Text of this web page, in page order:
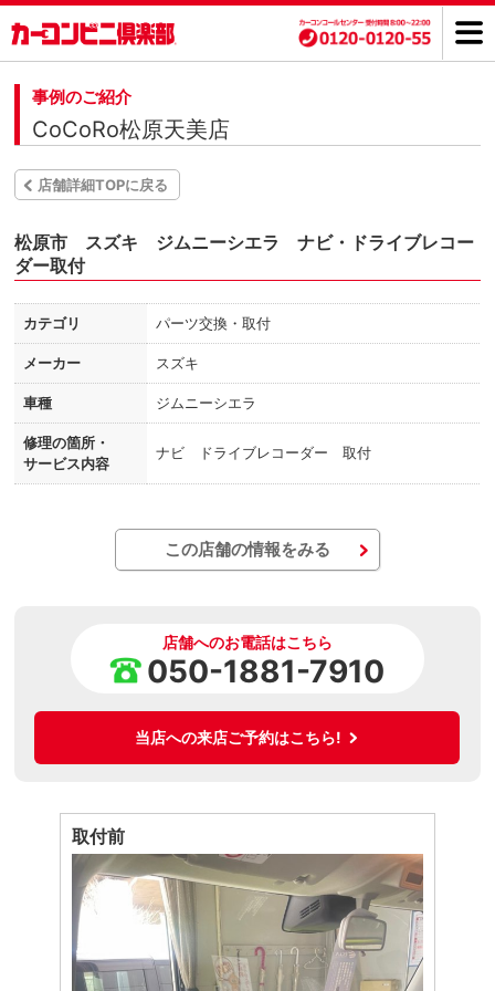
事例のご紹介
CoCoRo松原天美店
店舗詳細TOPに戻る
松原市 スズキ ジムニーシエラ ナビ・ドライブレコー
ダー取付
カテゴリ パーツ交換・取付
メーカー スズキ
車種 ジムニーシエラ
修理の箇所・
サービス内容
ナビ ドライブレコーダー 取付
この店舗の情報をみる
店舗へのお電話はこちら
050-1881-7910
当店への来店ご予約はこちら!
取付前